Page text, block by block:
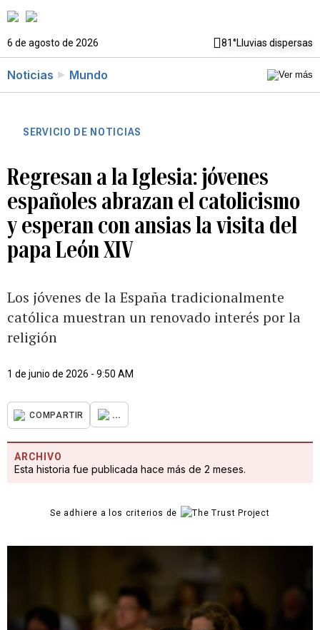
6 de agosto de 2026 81°Lluvias dispersas
Noticias Mundo
SERVICIO DE NOTICIAS
Regresan a la Iglesia: jóvenes
españoles abrazan el catolicismo
y esperan con ansias la visita del
papa León XIV
Los jóvenes de la España tradicionalmente
católica muestran un renovado interés por la
religión
1 de junio de 2026 - 9:50 AM
COMPARTIR ...
ARCHIVO
Esta historia fue publicada hace más de 2 meses.
Se adhiere a los criterios de